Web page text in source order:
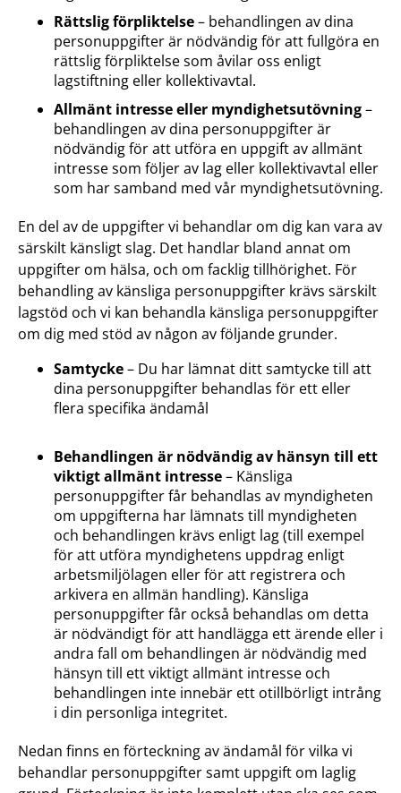
Rättslig förpliktelse– behandlingen av dina
personuppgifter är nödvändig för att fullgöra en
rättslig förpliktelse som åvilar oss enligt
lagstiftning eller kollektivavtal.
Allmänt intresse eller myndighetsutövning–
behandlingen av dina personuppgifter är
nödvändig för att utföra en uppgift av allmänt
intresse som följer av lag eller kollektivavtal eller
som har samband med vår myndighetsutövning.
En del av de uppgifter vi behandlar om dig kan vara av
särskilt känsligt slag. Det handlar bland annat om
uppgifter om hälsa, och om facklig tillhörighet. För
behandling av känsliga personuppgifter krävs särskilt
lagstöd och vi kan behandla känsliga personuppgifter
om dig med stöd av någon av följande grunder.
Samtycke– Du har lämnat ditt samtycke till att
dina personuppgifter behandlas för ett eller
flera specifika ändamål
Behandlingen är nödvändig av hänsyn till ett
viktigt allmänt intresse– Känsliga
personuppgifter får behandlas av myndigheten
om uppgifterna har lämnats till myndigheten
och behandlingen krävs enligt lag (till exempel
för att utföra myndighetens uppdrag enligt
arbetsmiljölagen eller för att registrera och
arkivera en allmän handling). Känsliga
personuppgifter får också behandlas om detta
är nödvändigt för att handlägga ett ärende eller i
andra fall om behandlingen är nödvändig med
hänsyn till ett viktigt allmänt intresse och
behandlingen inte innebär ett otillbörligt intrång
i din personliga integritet.
Nedan finns en förteckning av ändamål för vilka vi
behandlar personuppgifter samt uppgift om laglig